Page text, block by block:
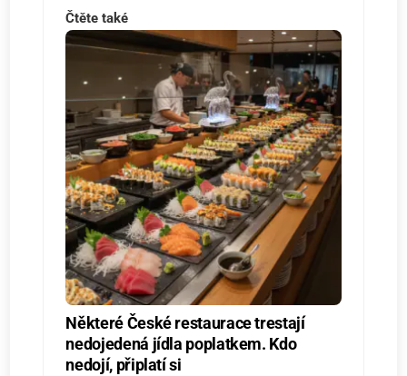
Čtěte také
Některé České restaurace trestají
nedojedená jídla poplatkem. Kdo
nedojí, připlatí si